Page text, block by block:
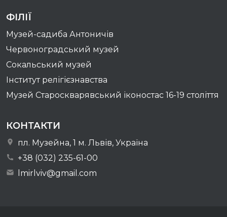
ФІЛІЇ
Музей-садиба Антоничів
Червоноградський музей
Сокальський музей
Інститут релігієзнавства
Музей Староскварявський іконостас 16-19 cтоліття
КОНТАКТИ
пл. Музейна, 1 м. Львів, Україна
+38 (032) 235-61-00
lmirlviv@gmail.com